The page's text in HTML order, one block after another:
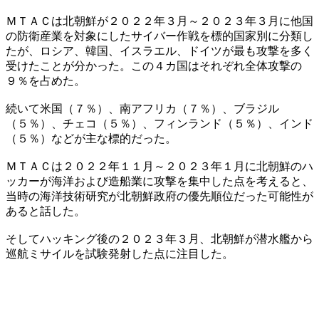
ＭＴＡＣは北朝鮮が２０２２年３月～２０２３年３月に他国
の防衛産業を対象にしたサイバー作戦を標的国家別に分類し
たが、ロシア、韓国、イスラエル、ドイツが最も攻撃を多く
受けたことが分かった。この４カ国はそれぞれ全体攻撃の
９％を占めた。
続いて米国（７％）、南アフリカ（７％）、ブラジル
（５％）、チェコ（５％）、フィンランド（５％）、インド
（５％）などが主な標的だった。
ＭＴＡＣは２０２２年１１月～２０２３年１月に北朝鮮のハ
ッカーが海洋および造船業に攻撃を集中した点を考えると、
当時の海洋技術研究が北朝鮮政府の優先順位だった可能性が
あると話した。
そしてハッキング後の２０２３年３月、北朝鮮が潜水艦から
巡航ミサイルを試験発射した点に注目した。